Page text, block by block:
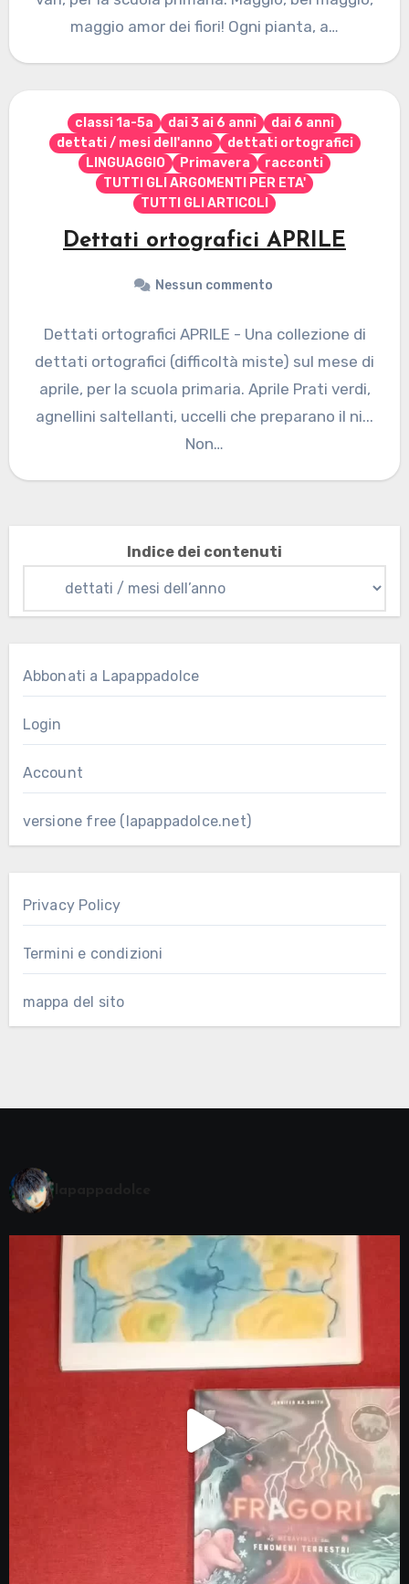
maggio amor dei fiori! Ogni pianta, a…
classi 1a-5a dai 3 ai 6 anni
dai 6 anni
dettati / mesi dell'anno
dettati ortografici
LINGUAGGIO
Primavera
racconti
TUTTI GLI ARGOMENTI PER ETA'
TUTTI GLI ARTICOLI
Dettati ortografici APRILE
Nessun commento
Dettati ortografici APRILE - Una collezione di
dettati ortografici (difficoltà miste) sul mese di
aprile, per la scuola primaria. Aprile Prati verdi,
agnellini saltellanti, uccelli che preparano il ni...
Non…
Indice dei contenuti
Abbonati a Lapappadolce
Login
Account
versione free (lapappadolce.net)
Privacy Policy
Termini e condizioni
mappa del sito